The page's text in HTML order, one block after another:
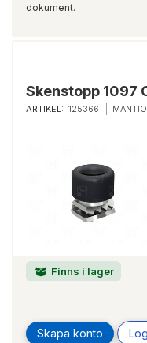
dokument.
Skenstopp 1097
ARTIKEL: 125366
Finns i lager
Skapa konto